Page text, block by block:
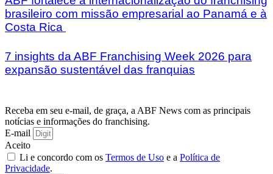
brasileiro com missão empresarial ao Panamá e à
Costa Rica
7 insights da ABF Franchising Week 2026 para
expansão sustentável das franquias
Receba em seu e-mail, de graça, a ABF News com as principais
notícias e informações do franchising.
E-mail
Aceito
Li e concordo com os Termos de Uso e a Política de
Privacidade.